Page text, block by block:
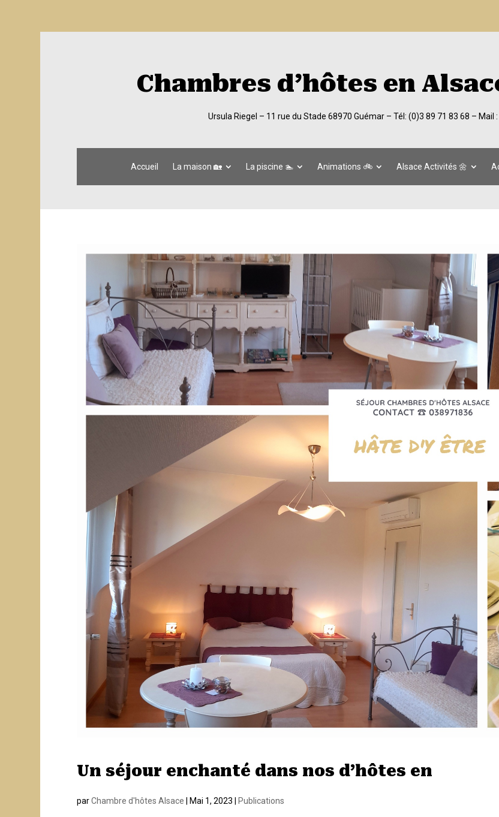
Chambres d’hôtes en
Ursula Riegel – 11 rue du Stade 68970 Guémar – Tél: (0)3 89 71 83 68 – Mail :
Accueil La maison 🏡 La piscine 🏊 Animations 🚲 Alsace Activités 🌼
Un séjour enchanté dans nos d’hôtes en
parChambre d'hôtes Alsace Mai 1, 2023 Publications